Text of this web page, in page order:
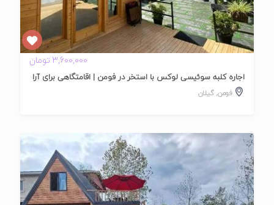
3,600,000 تومان
اجاره کلبه سوئیسی لوکس با استخر در فومن | اقامتگاهی برای آرا
فومن, گیلان